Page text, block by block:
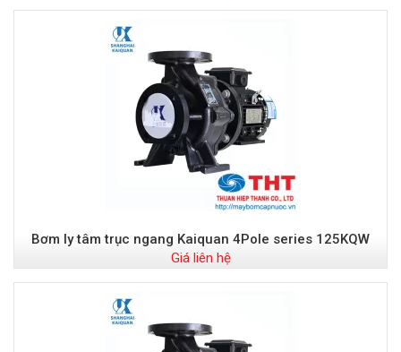
Bơm ly tâm trục ngang Kaiquan 4Pole series 125KQW
Giá liên hệ